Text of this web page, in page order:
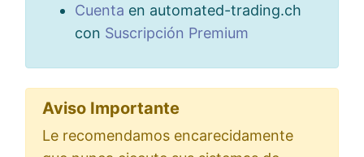
Cuenta en automated-trading.ch
con Suscripción Premium
Aviso Importante
Le recomendamos encarecidamente